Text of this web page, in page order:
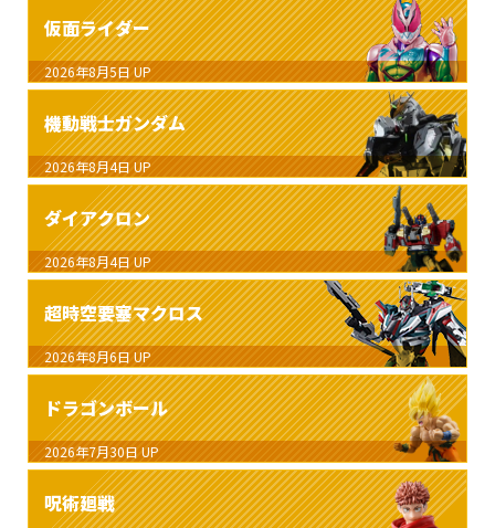
仮面ライダー
2026年8月5日 UP
機動戦士ガンダム
2026年8月4日 UP
ダイアクロン
2026年8月4日 UP
超時空要塞マクロス
2026年8月6日 UP
ドラゴンボール
2026年7月30日 UP
呪術廻戦